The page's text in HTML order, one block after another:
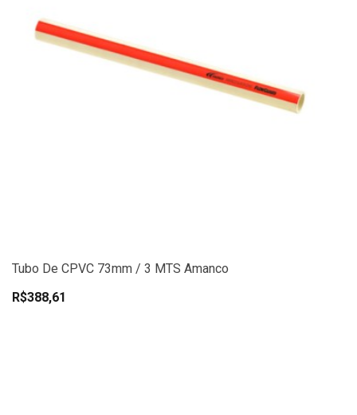
Tubo De CPVC 73mm / 3 MTS Amanco
R$388,61